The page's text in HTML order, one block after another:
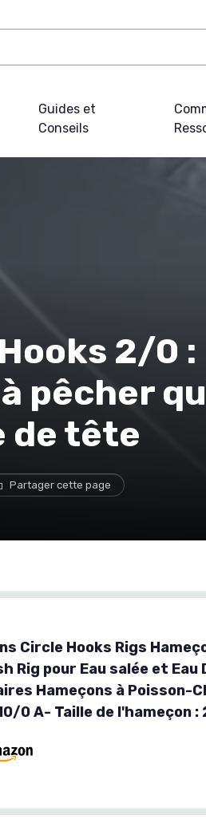
Guides et
Conseils
2/0 :
pêcher
de tête
Partager cette page
Circle Hooks Rigs
Rig pour Eau salée et Eau
Hameçons à Poisson-
0 A- Taille de l'hameçon :